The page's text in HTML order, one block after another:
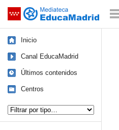
Saltar navegación
Inicio
Canal EducaMadrid
Últimos contenidos
Centros